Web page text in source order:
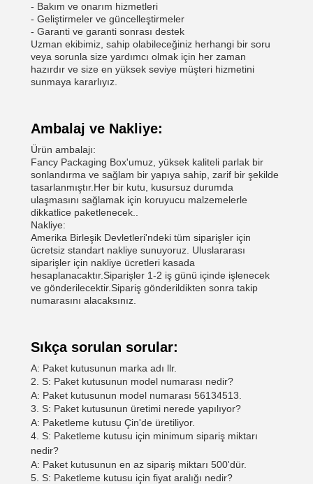
- Bakım ve onarım hizmetleri
- Geliştirmeler ve güncelleştirmeler
- Garanti ve garanti sonrası destek
Uzman ekibimiz, sahip olabileceğiniz herhangi bir soru
veya sorunla size yardımcı olmak için her zaman
hazırdır ve size en yüksek seviye müşteri hizmetini
sunmaya kararlıyız.
Ambalaj ve Nakliye:
Ürün ambalajı:
Fancy Packaging Box'umuz, yüksek kaliteli parlak bir
sonlandırma ve sağlam bir yapıya sahip, zarif bir şekilde
tasarlanmıştır.Her bir kutu, kusursuz durumda
ulaşmasını sağlamak için koruyucu malzemelerle
dikkatlice paketlenecek..
Nakliye:
Amerika Birleşik Devletleri'ndeki tüm siparişler için
ücretsiz standart nakliye sunuyoruz. Uluslararası
siparişler için nakliye ücretleri kasada
hesaplanacaktır.Siparişler 1-2 iş günü içinde işlenecek
ve gönderilecektir.Sipariş gönderildikten sonra takip
numarasını alacaksınız.
Sıkça sorulan sorular:
A: Paket kutusunun marka adı llr.
2. S: Paket kutusunun model numarası nedir?
A: Paket kutusunun model numarası 56134513.
3. S: Paket kutusunun üretimi nerede yapılıyor?
A: Paketleme kutusu Çin'de üretiliyor.
4. S: Paketleme kutusu için minimum sipariş miktarı
nedir?
A: Paket kutusunun en az sipariş miktarı 500'dür.
5. S: Paketleme kutusu için fiyat aralığı nedir?